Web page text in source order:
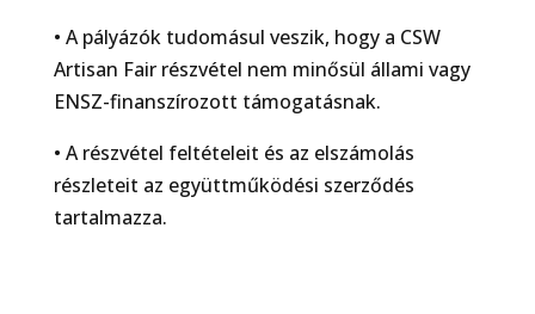
• A pályázók tudomásul veszik, hogy a CSW
Artisan Fair részvétel nem minősül állami vagy
ENSZ-finanszírozott támogatásnak.
• A részvétel feltételeit és az elszámolás
részleteit az együttműködési szerződés
tartalmazza.